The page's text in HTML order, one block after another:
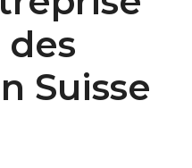
Suisse